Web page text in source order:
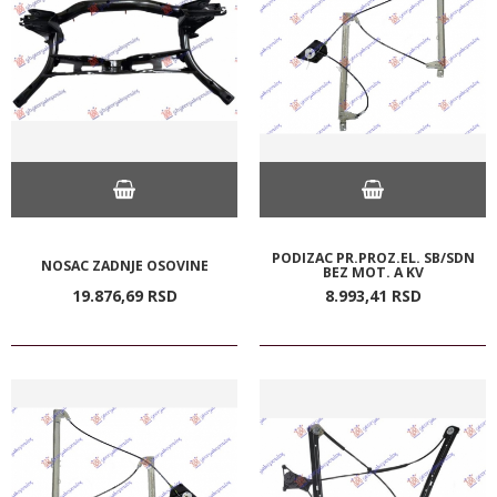
NOSAC ZADNJE OSOVINE
19.876,69 RSD
PODIZAC PR.PROZ.EL. SB/SDN
BEZ MOT. A KV
8.993,41 RSD